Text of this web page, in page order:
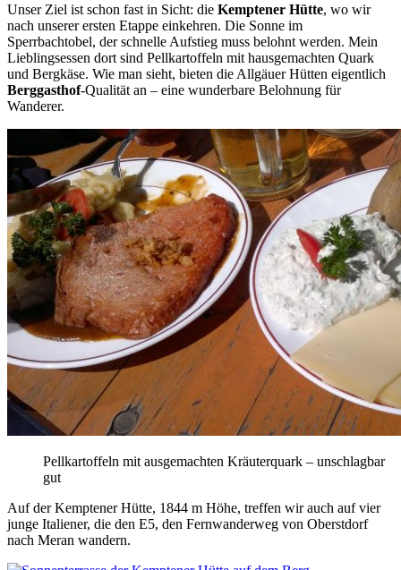
Unser Ziel ist schon fast in Sicht: die Kemptener Hütte, wo wir
nach unserer ersten Etappe einkehren. Die Sonne im
Sperrbachtobel, der schnelle Aufstieg muss belohnt werden. Mein
Lieblingsessen dort sind Pellkartoffeln mit hausgemachten Quark
und Bergkäse. Wie man sieht, bieten die Allgäuer Hütten eigentlich
Berggasthof-Qualität an – eine wunderbare Belohnung für
Wanderer.
Pellkartoffeln mit ausgemachten Kräuterquark – unschlagbar
gut
Auf der Kemptener Hütte, 1844 m Höhe, treffen wir auch auf vier
junge Italiener, die den E5, den Fernwanderweg von Oberstdorf
nach Meran wandern.